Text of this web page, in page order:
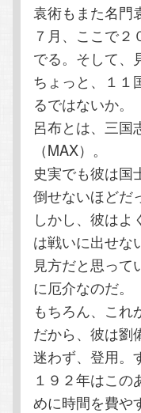
袁術もまた名門
７月、ここで
でる。そして、
ちょっと、１１
るではないか。
呂布とは、三
（MAX）。
史実でも彼は国
倒せないほどだ
しかし、彼は
は戦いに出せな
見方だと思って
に厄介なのだ。
もちろん、これ
だから、彼は劉
迷わず、登用。
１９２年はこ
めに時間を費や